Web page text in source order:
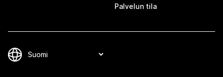
Palvelun tila